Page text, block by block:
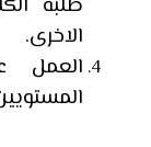
الاخرى.
العمل